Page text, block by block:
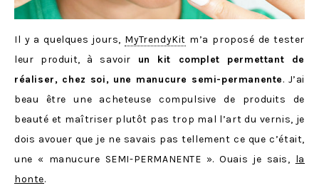
Il y a quelques jours, MyTrendyKit m’a proposé de tester
leur produit, à savoir un kit complet permettant de
réaliser, chez soi, une manucure semi-permanente. J’ai
beau être une acheteuse compulsive de produits de
beauté et maîtriser plutôt pas trop mal l’art du vernis, je
dois avouer que je ne savais pas tellement ce que c’était,
une « manucure SEMI-PERMANENTE ». Ouais je sais, la
honte.